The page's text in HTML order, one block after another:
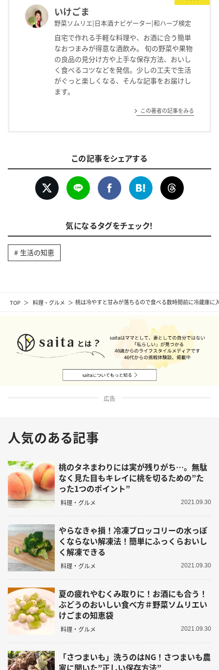
TOP 料理・グルメ 桃は冷やすと甘みが落ちるので食べる数時間前に冷蔵庫に
いけごま
野菜ソムリエ|日本酒ナビゲーター|和ハーブ検定
自宅で作れる手軽な料理や、お酒に合う簡単
なおつまみが得意な酒飲み。 旬の野菜や果物
の良品の見分け方や上手な保存方法、おいし
く食べるコツなどを発信。少しの工夫で生活
がぐっと楽しくなる、そんな記事をお届けし
ます。
この著者の記事をみる
この記事をシェアする
気になるタグをチェック！
生活の知恵
広告
人気のある記事
桃のタネまわりには実が残りがち…。無駄
なく見た目もキレイに桃を切るための”た
った1つのポイント”
料理・グルメ 2021.09.30
やらなきゃ損！冷凍ブロッコリーの水っぽ
くならない解凍法！簡単にふっくらおいし
く解凍できる
料理・グルメ 2021.09.30
夏の疲れやむくみ取りに！お酒にも合う！
ぶどうのおいしい食べ方＃野菜ソムリエい
けごまの知恵袋
料理・グルメ 2021.09.30
「さつまいも」洗うのはNG！さつまいも農
家に聞いた”正しい保存方法”